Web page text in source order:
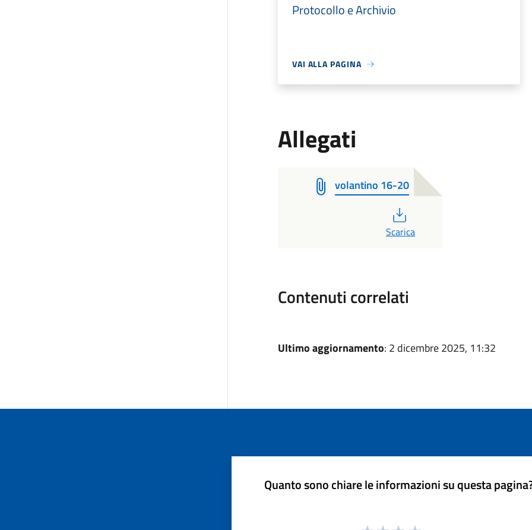
Protocollo e Archivio
VAI ALLA PAGINA
Allegati
volantino 16-20
Scarica
Contenuti correlati
Ultimo aggiornamento: 2 dicembre 2025, 11:32
Quanto sono chiare le informazioni su questa